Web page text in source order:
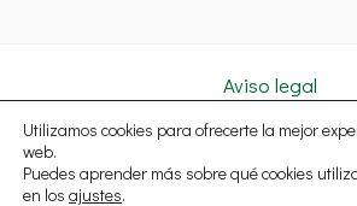
Aviso legal
Política de cookies
Copyright © 2026 Portal Tecnoagrícola
Utilizamos cookies para ofrecerte la mejor
web.
Puedes aprender más sobre qué cookies
en los ajustes.